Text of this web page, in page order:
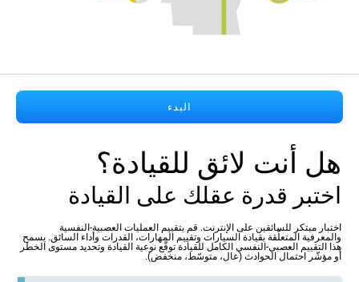
البدء
هل أنت لائق للقيادة؟
اختبر قدرة عقلك على القيادة
اختبار مبتكر للسائقين على الإنترنت. قم بتقييم العمليات العصبية-النفسية
والمعرفية المتعلّقة بقيادة السيارات وتقييم المهارات، القدرات وأداء السائق. يسمح
هذا التقييم العصبي-النفسي الكامل للقيادة توقّع نوعية القيادة وتحديد مستوى الخطر
أو مؤشّر احتمال الحوادث (عال، متوسّط، منخفض).